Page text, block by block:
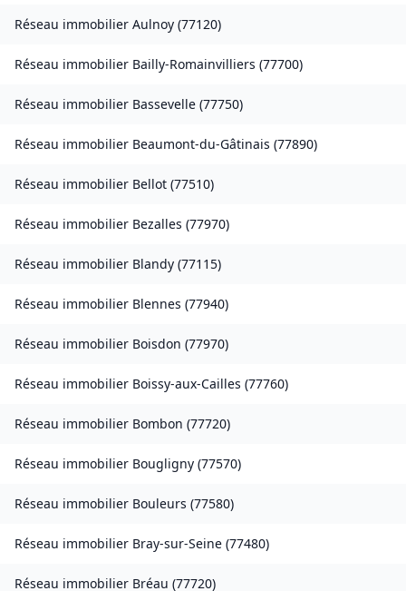
Réseau immobilier Aulnoy (77120)
Réseau immobilier Bailly-Romainvilliers (77700)
Réseau immobilier Bassevelle (77750)
Réseau immobilier Beaumont-du-Gâtinais (77890)
Réseau immobilier Bellot (77510)
Réseau immobilier Bezalles (77970)
Réseau immobilier Blandy (77115)
Réseau immobilier Blennes (77940)
Réseau immobilier Boisdon (77970)
Réseau immobilier Boissy-aux-Cailles (77760)
Réseau immobilier Bombon (77720)
Réseau immobilier Bougligny (77570)
Réseau immobilier Bouleurs (77580)
Réseau immobilier Bray-sur-Seine (77480)
Réseau immobilier Bréau (77720)